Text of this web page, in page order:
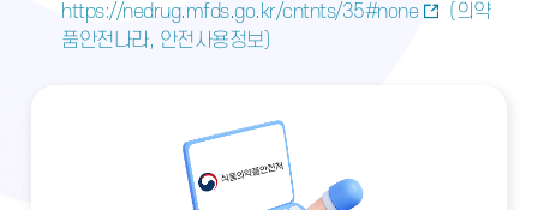
https://nedrug.mfds.go.kr/cntnts/35#none
(의약
품안전나라, 안전사용정보)